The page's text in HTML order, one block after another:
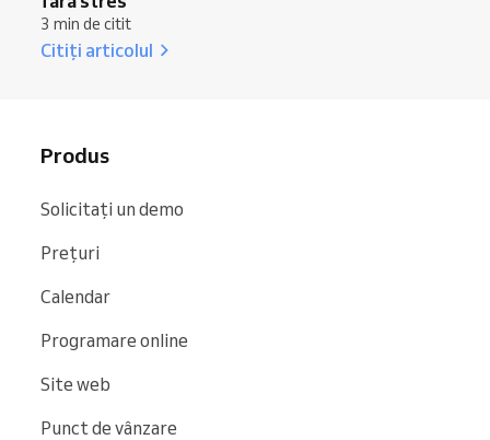
3 min de citit
Citiți articolul
Produs
Solicitați un demo
Prețuri
Calendar
Programare online
Site web
Punct de vânzare